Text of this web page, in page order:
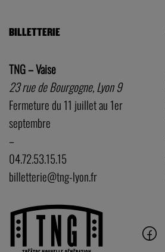
BILLETTERIE
TNG – Vaise
23 rue de Bourgogne, Lyon 9
Fermeture du 11 juillet au 1er
septembre
–
04.72.53.15.15
billetterie@tng-lyon.fr